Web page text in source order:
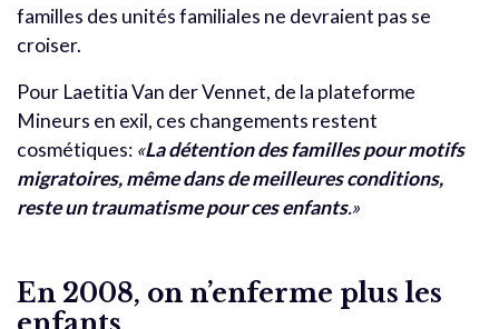
familles des unités familiales ne devraient pas se
croiser.
Pour Laetitia Van der Vennet, de la plateforme
Mineurs en exil, ces changements restent
cosmétiques: «La détention des familles pour motifs
migratoires, même dans de meilleures conditions,
reste un traumatisme pour ces enfants.»
En 2008, on n’enferme plus les
enfants